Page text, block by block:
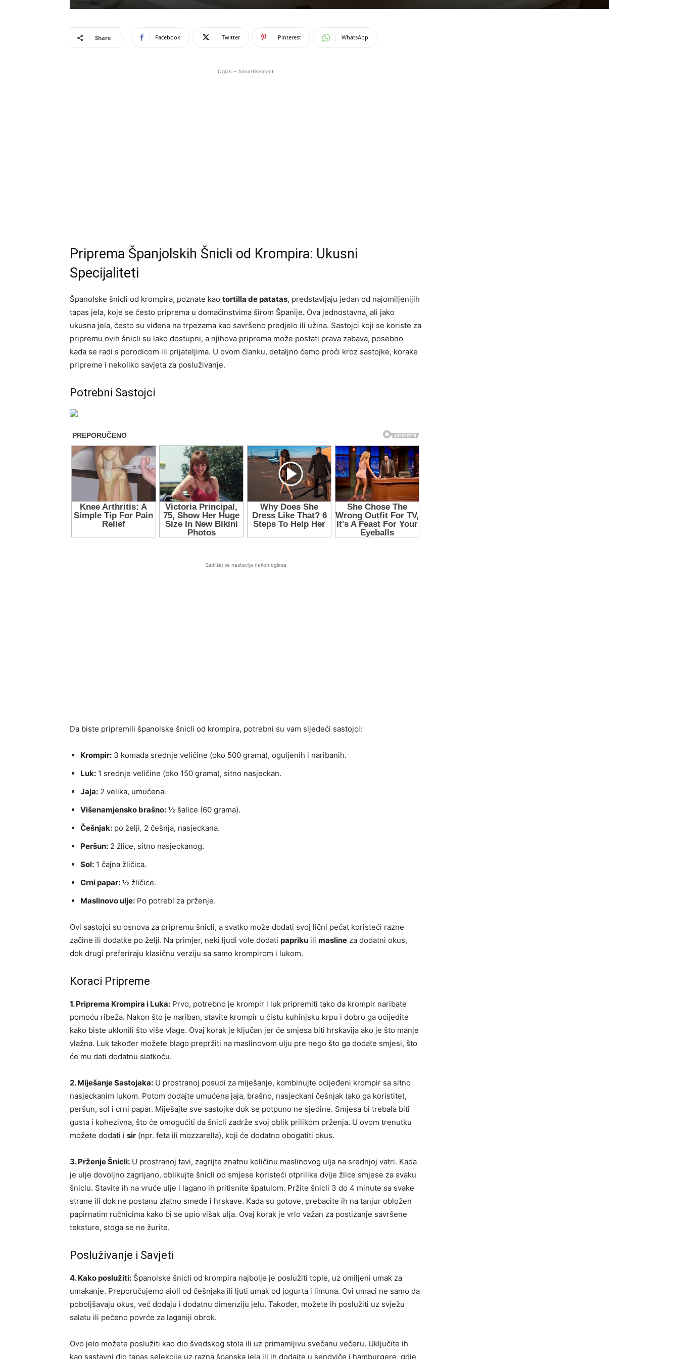
Share Facebook Twitter Pinterest WhatsApp
Oglasi - Advertisement
Priprema Španjolskih Šnicli od Krompira: Ukusni
Specijaliteti
Španolske šnicli od krompira, poznate kao tortilla de patatas, predstavljaju jedan od najomiljenijih
tapas jela, koje se često priprema u domaćinstvima širom Španije. Ova jednostavna, ali jako
ukusna jela, često su viđena na trpezama kao savršeno predjelo ili užina. Sastojci koji se koriste za
pripremu ovih šnicli su lako dostupni, a njihova priprema može postati prava zabava, posebno
kada se radi s porodicom ili prijateljima. U ovom članku, detaljno ćemo proći kroz sastojke, korake
pripreme i nekoliko savjeta za posluživanje.
Potrebni Sastojci
Sadržaj se nastavlja nakon oglasa
Da biste pripremili španolske šnicli od krompira, potrebni su vam sljedeći sastojci:
Krompir: 3 komada srednje veličine (oko 500 grama), oguljenih i naribanih.
Luk: 1 srednje veličine (oko 150 grama), sitno nasjeckan.
Jaja: 2 velika, umućena.
Višenamjensko brašno: ½ šalice (60 grama).
Češnjak: po želji, 2 češnja, nasjeckana.
Peršun: 2 žlice, sitno nasjeckanog.
Sol: 1 čajna žličica.
Crni papar: ½ žličice.
Maslinovo ulje: Po potrebi za prženje.
Ovi sastojci su osnova za pripremu šnicli, a svatko može dodati svoj lični pečat koristeći razne
začine ili dodatke po želji. Na primjer, neki ljudi vole dodati papriku ili masline za dodatni okus,
dok drugi preferiraju klasičnu verziju sa samo krompirom i lukom.
Koraci Pripreme
1. Priprema Krompira i Luka: Prvo, potrebno je krompir i luk pripremiti tako da krompir naribate
pomoću ribeža. Nakon što je nariban, stavite krompir u čistu kuhinjsku krpu i dobro ga ocijedite
kako biste uklonili što više vlage. Ovaj korak je ključan jer će smjesa biti hrskavija ako je što manje
vlažna. Luk također možete blago prepržiti na maslinovom ulju pre nego što ga dodate smjesi, što
će mu dati dodatnu slatkoću.
2. Miješanje Sastojaka: U prostranoj posudi za miješanje, kombinujte ocijeđeni krompir sa sitno
nasjeckanim lukom. Potom dodajte umućena jaja, brašno, nasjeckani češnjak (ako ga koristite),
peršun, sol i crni papar. Miješajte sve sastojke dok se potpuno ne sjedine. Smjesa bi trebala biti
gusta i kohezivna, što će omogućiti da šnicli zadrže svoj oblik prilikom prženja. U ovom trenutku
možete dodati i sir (npr. feta ili mozzarella), koji će dodatno obogatiti okus.
3. Prženje Šnicli: U prostranoj tavi, zagrijte znatnu količinu maslinovog ulja na srednjoj vatri. Kada
je ulje dovoljno zagrijano, oblikujte šnicli od smjese koristeći otprilike dvije žlice smjese za svaku
šniclu. Stavite ih na vruće ulje i lagano ih pritisnite špatulom. Pržite šnicli 3 do 4 minute sa svake
strane ili dok ne postanu zlatno smeđe i hrskave. Kada su gotove, prebacite ih na tanjur obložen
papirnatim ručnicima kako bi se upio višak ulja. Ovaj korak je vrlo važan za postizanje savršene
teksture, stoga se ne žurite.
Posluživanje i Savjeti
4. Kako poslužiti: Španolske šnicli od krompira najbolje je poslužiti tople, uz omiljeni umak za
umakanje. Preporučujemo aioli od češnjaka ili ljuti umak od jogurta i limuna. Ovi umaci ne samo da
poboljšavaju okus, već dodaju i dodatnu dimenziju jelu. Također, možete ih poslužiti uz svježu
salatu ili pečeno povrće za laganiji obrok.
Ovo jelo možete poslužiti kao dio švedskog stola ili uz primamljivu svečanu večeru. Uključite ih
kao sastavni dio tapas selekcije uz razna španska jela ili ih dodajte u sendviče i hamburgere, gdje